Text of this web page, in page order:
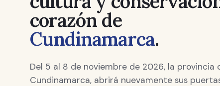
corazón de
Cundinamarca.
Del 5 al 8 de noviembre de 2026, la provincia
Cundinamarca, abrirá nuevamente sus